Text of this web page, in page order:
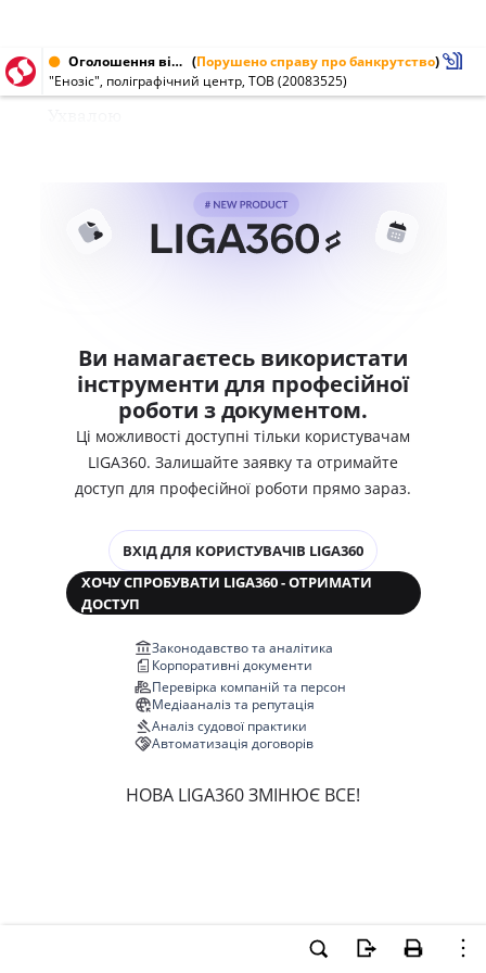
Оголошення від 27.12.2013 № 20083525 (Порушено справу про банкрутство)
"Енозіс", поліграфічний центр, ТОВ (20083525)
Ви намагаєтесь використати
інструменти для професійної
роботи з документом.
Ці можливості доступні тільки користувачам
LIGA360. Залишайте заявку та отримайте
доступ для професійної роботи прямо зараз.
ВХІД ДЛЯ КОРИСТУВАЧІВ LIGA360
ХОЧУ СПРОБУВАТИ LIGA360 - ОТРИМАТИ
ДОСТУП
Законодавство та аналітика
Корпоративні документи
Перевірка компаній та персон
Медіааналіз та репутація
Аналіз судової практики
Автоматизація договорів
НОВА LIGA360 ЗМІНЮЄ ВСЕ!